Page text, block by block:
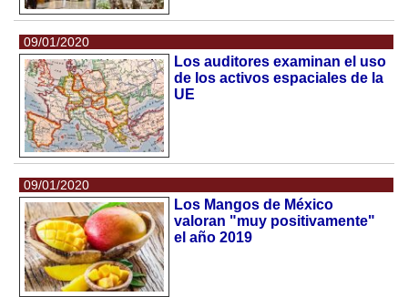
09/01/2020
Los auditores examinan el uso
de los activos espaciales de la
UE
09/01/2020
Los Mangos de México
valoran "muy positivamente"
el año 2019